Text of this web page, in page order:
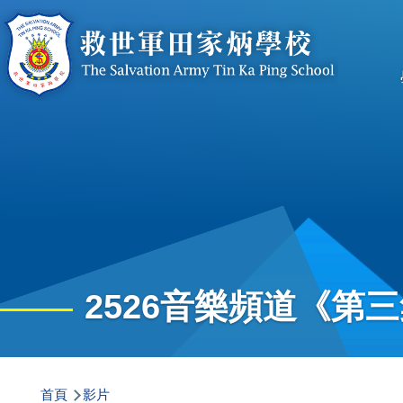
移至主內容
2526音樂頻道《第三
首頁 影片